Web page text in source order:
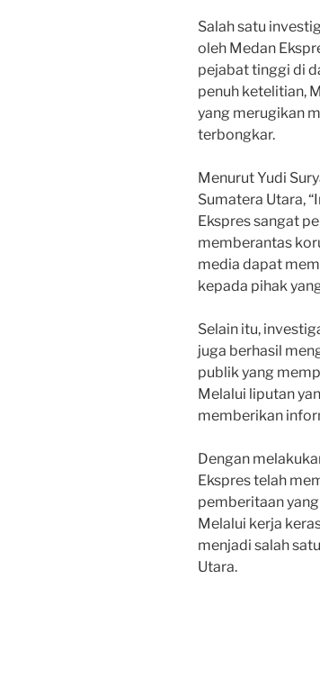
Salah satu
oleh Medan
pejabat tinggi di
penuh ketelitian,
yang merugikan
terbongkar.
Menurut Yudi
Sumatera Utara,
Ekspres sangat
memberantas
media dapat
kepada pihak
Selain itu,
juga berhasil
publik yang
Melalui liputan
memberikan
Dengan
Ekspres telah
pemberitaan
Melalui kerja
menjadi salah
Utara.